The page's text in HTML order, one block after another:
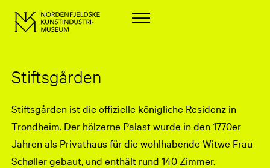
Stiftsgården
Stiftsgården ist die offizielle königliche Residenz in
Trondheim. Der hölzerne Palast wurde in den 1770er
Jahren als Privathaus für die wohlhabende Witwe Frau
Schøller gebaut, und enthält rund 140 Zimmer.